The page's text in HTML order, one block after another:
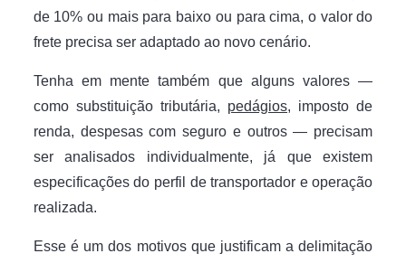
de 10% ou mais para baixo ou para cima, o valor do
frete precisa ser adaptado ao novo cenário.
Tenha em mente também que alguns valores —
como substituição tributária, pedágios, imposto de
renda, despesas com seguro e outros — precisam
ser analisados individualmente, já que existem
especificações do perfil de transportador e operação
realizada.
Esse é um dos motivos que justificam a delimitação